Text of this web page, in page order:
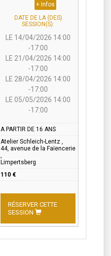
+ Infos
DATE DE LA (DES)
SESSION(S):
LE 14/04/2026 14:00
-17:00
LE 21/04/2026 14:00
-17:00
LE 28/04/2026 14:00
-17:00
LE 05/05/2026 14:00
-17:00
A PARTIR DE 16 ANS
Atelier Schleich-Lentz ,
44, avenue de la Faïencerie
Limpertsberg
110 €
RÉSERVER CETTE
SESSION